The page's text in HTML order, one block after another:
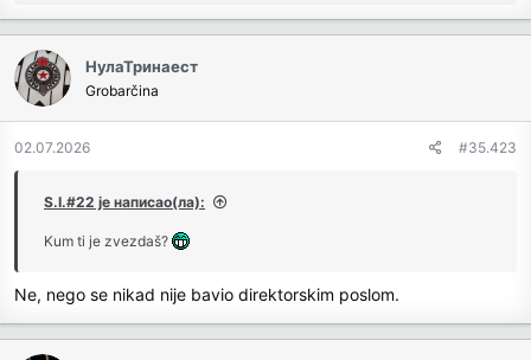
c
t
i
o
n
НулаТринаест
Grobarčina
02.07.2026 #35.423
S.I.#22 је написао(ла):
Kum ti je zvezdaš?
Ne, nego se nikad nije bavio direktorskim poslom.